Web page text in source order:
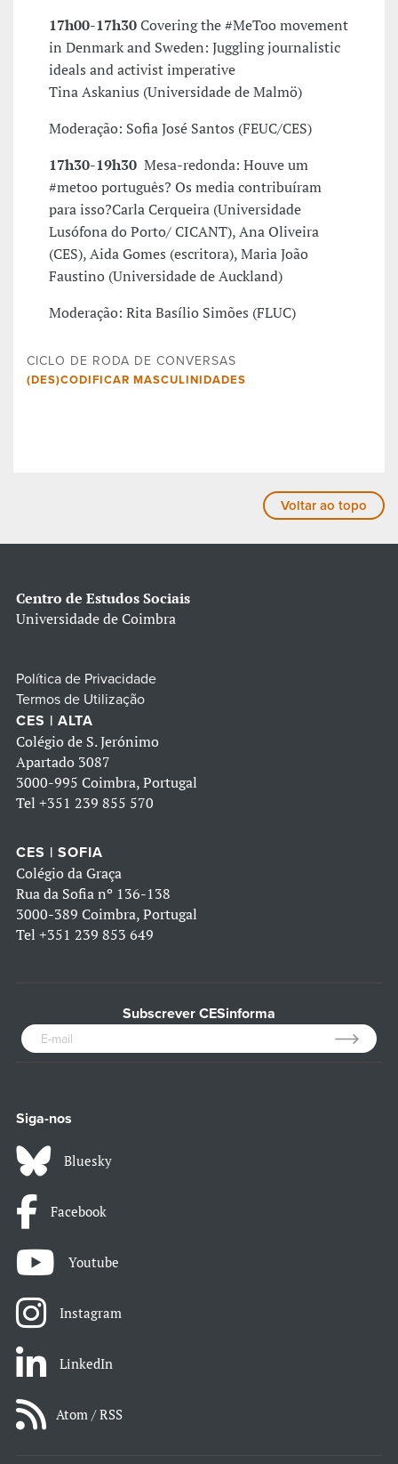
17h00-17h30Covering the #MeToo movement
in Denmark and Sweden: Juggling journalistic
ideals and activist imperative
Tina Askanius (Universidade de Malmö)
Moderação: Sofia José Santos (FEUC/CES)
17h30-19h30 Mesa-redonda: Houve um
#metoo português? Os media contribuíram
para isso?Carla Cerqueira (Universidade
Lusófona do Porto/ CICANT), Ana Oliveira
(CES), Aida Gomes (escritora), Maria João
Faustino (Universidade de Auckland)
Moderação: Rita Basílio Simões (FLUC)
CICLO DE RODA DE CONVERSAS
(DES)CODIFICAR MASCULINIDADES
Voltar ao topo
Centro de Estudos Sociais
Universidade de Coimbra
Política de Privacidade
Termos de Utilização
CES | ALTA
Colégio de S. Jerónimo
Apartado 3087
3000-995 Coimbra, Portugal
Tel +351 239 855 570
CES | SOFIA
Colégio da Graça
Rua da Sofia nº 136-138
3000-389 Coimbra, Portugal
Tel +351 239 853 649
Subscrever CESinforma
Siga-nos
Bluesky
Facebook
Youtube
Instagram
LinkedIn
Atom / RSS